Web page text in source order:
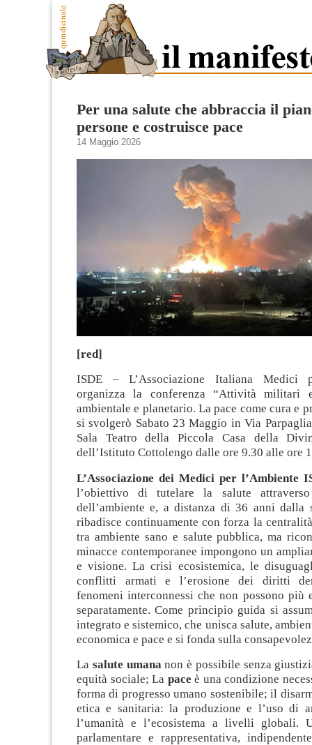
Per una salute che abbraccia il
persone e costruisce pace
14 Maggio 2026
[red]
ISDE – L’Associazione Italiana Medici
organizza la conferenza “Attività militari
ambientale e planetario. La pace come cura e
si svolgerò Sabato 23 Maggio in Via
Sala Teatro della Piccola Casa della
dell’Istituto Cottolengo dalle ore 9.30 alle ore
L’Associazione dei Medici per l’Ambiente
l’obiettivo di tutelare la salute
dell’ambiente e, a distanza di 36 anni dalla
ribadisce continuamente con forza la
tra ambiente sano e salute pubblica, ma
minacce contemporanee impongono un
e visione. La crisi ecosistemica, le
conflitti armati e l’erosione dei diritti
fenomeni interconnessi che non possono più
separatamente. Come principio guida si
integrato e sistemico, che unisca salute,
economica e pace e si fonda sulla
La salute umananon è possibile senza
equità sociale; La pace è una condizione
forma di progresso umano sostenibile; il
etica e sanitaria: la produzione e l’uso di
l’umanità e l’ecosistema a livelli globali.
parlamentare e rappresentativa,